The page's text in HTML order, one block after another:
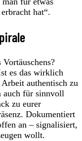
hat“.
es das wirklich
authentisch zu
auch für sinnvoll
zu eurer
Dokumentiert
an – signalisiert,
wollt.